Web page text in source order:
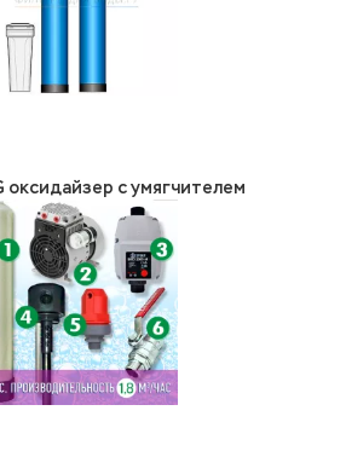
оксидайзер с умягчителем